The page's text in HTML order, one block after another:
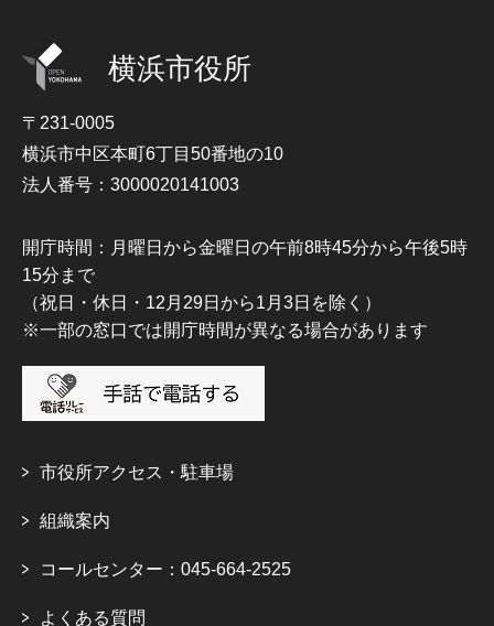
横浜市役所
〒231-0005
横浜市中区本町6丁目50番地の10
法人番号：3000020141003
開庁時間：月曜日から金曜日の午前8時45分から午後5時
15分まで
（祝日・休日・12月29日から1月3日を除く）
※一部の窓口では開庁時間が異なる場合があります
市役所アクセス・駐車場
組織案内
コールセンター：045-664-2525
よくある質問